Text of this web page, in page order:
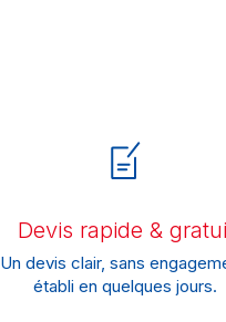
Devis rapide &
Un devis clair, sans
établi en quelques jours.